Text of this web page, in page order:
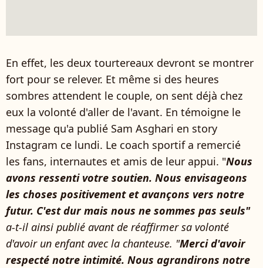
En effet, les deux tourtereaux devront se montrer
fort pour se relever. Et même si des heures
sombres attendent le couple, on sent déjà chez
eux la volonté d'aller de l'avant. En témoigne le
message qu'a publié Sam Asghari en story
Instagram ce lundi. Le coach sportif a remercié
les fans, internautes et amis de leur appui. "Nous
avons ressenti votre soutien. Nous envisageons
les choses positivement et avançons vers notre
futur. C'est dur mais nous ne sommes pas seuls"
a-t-il ainsi publié avant de réaffirmer sa volonté
d'avoir un enfant avec la chanteuse. "Merci d'avoir
respecté notre intimité. Nous agrandirons notre